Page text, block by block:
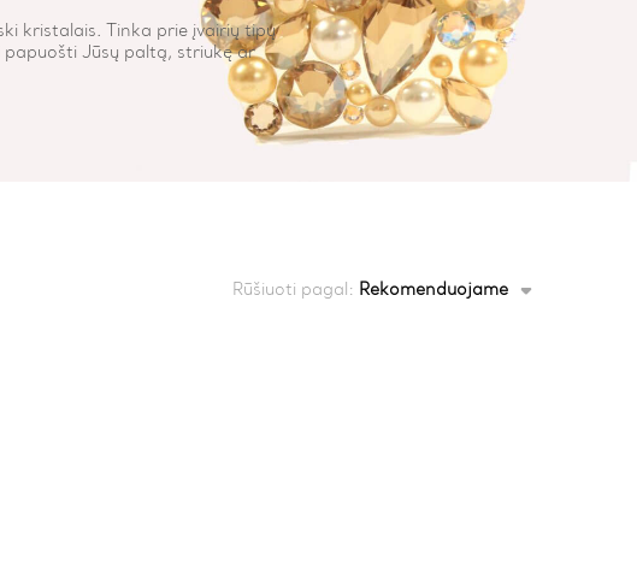
kristalais. Tinka prie įvairių tipų
Jūsų paltą, striukę ar
Rūšiuoti pagal: Rekomenduojame